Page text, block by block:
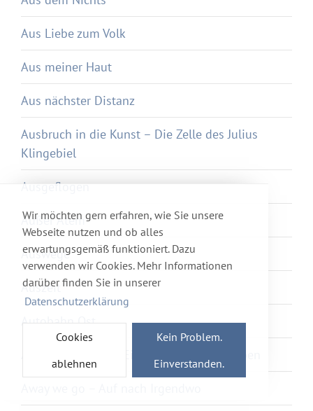
Wir möchten gern erfahren, wie Sie unsere
Webseite nutzen und ob alles
erwartungsgemäß funktioniert. Dazu
verwenden wir Cookies. Mehr Informationen
darüber finden Sie in unserer
Datenschutzerklärung
Cookies
ablehnen
Kein Problem.
Einverstanden.
Aus Liebe zum Volk
Aus meiner Haut
Aus nächster Distanz
Ausbruch in die Kunst – Die Zelle des Julius
Klingebiel
Ausgeflogen
Außer Atem
Auswege
Auszeit
Autobahn Ost